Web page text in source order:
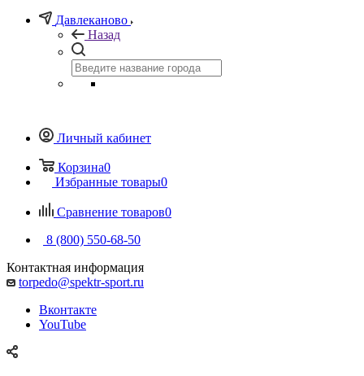
Давлеканово
Назад
Личный кабинет
Корзина0
Избранные товары0
Сравнение товаров0
8 (800) 550-68-50
Контактная информация
torpedo@spektr-sport.ru
Вконтакте
YouTube